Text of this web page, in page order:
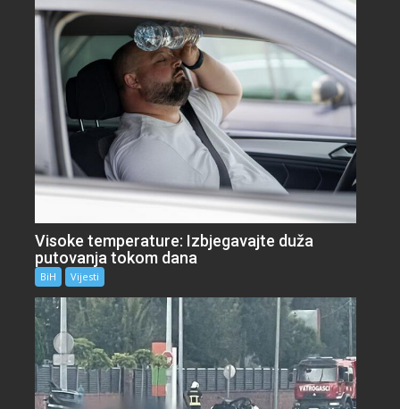
Visoke temperature: Izbjegavajte duža
putovanja tokom dana
BiH Vijesti